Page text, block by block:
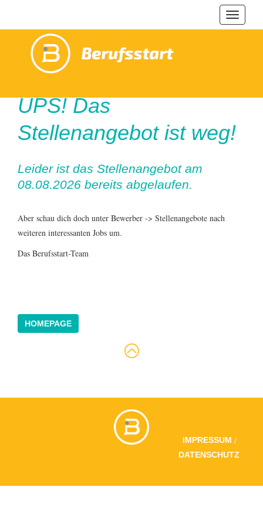
ein-/
UPS! Das
Stellenangebot ist weg!
Leider ist das Stellenangebot am
08.08.2026 bereits abgelaufen.
Aber schau dich doch unter Bewerber -> Stellenangebote nach
weiteren interessanten Jobs um.
Das Berufsstart-Team
HOMEPAGE
IMPRESSUM /
DATENSCHUTZ